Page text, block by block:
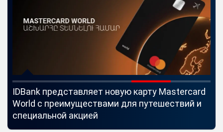
IDBank представляет новую карту Mastercard
World с преимуществами для путешествий и
специальной акцией